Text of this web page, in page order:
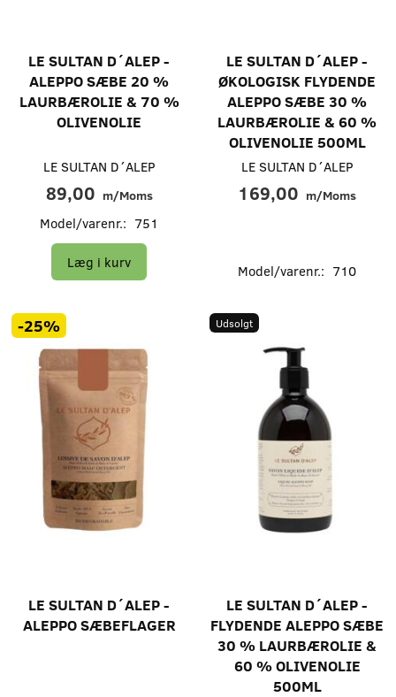
LE SULTAN D´ALEP -
ALEPPO SÆBE 20 %
LAURBÆROLIE & 70 %
OLIVENOLIE
LE SULTAN D´ALEP
89,00 m/Moms
Model/varenr.: 751
Læg i kurv
LE SULTAN D´ALEP -
ØKOLOGISK FLYDENDE
ALEPPO SÆBE 30 %
LAURBÆROLIE & 60 %
OLIVENOLIE 500ML
LE SULTAN D´ALEP
169,00 m/Moms
Model/varenr.: 710
-25%
LE SULTAN D´ALEP -
ALEPPO SÆBEFLAGER
Udsolgt
LE SULTAN D´ALEP -
FLYDENDE ALEPPO SÆBE
30 % LAURBÆROLIE &
60 % OLIVENOLIE
500ML